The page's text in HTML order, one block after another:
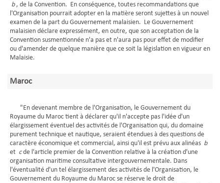
b, de la Convention. En conséquence, toutes recommandations que
l'Organisation pourrait adopter en la matière seront sujettes à un nouvel
examen de la part du Gouvernement malaisien. Le Gouvernement
malaisien déclare expressément, en outre, que son acceptation de la
Convention susmentionnée n'a pas et n'aura pas pour effet de modifier
ou d'amender de quelque manière que ce soit la législation en vigueur en
Malaisie.
Maroc
"En devenant membre de l'Organisation, le Gouvernement du
Royaume du Maroc tient à déclarer qu'il n'accepte pas l'idée d'un
élargissement éventuel des activités de l'Organisation qui, du domaine
purement technique et nautique, seraient étendues à des questions de
caractère économique et commercial, ainsi qu'il est prévu aux alinéas b
et cde l'article premier de la Convention relative à la création d'une
organisation maritime consultative intergouvernementale. Dans
l'éventualité d'un tel élargissement des activités de l'Organisation, le
Gouvernement du Royaume du Maroc se réserve le droit de